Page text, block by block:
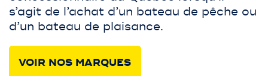
s’agit de l’achat d’un bateau de pêche ou
d’un bateau de plaisance.
VOIR NOS MARQUES